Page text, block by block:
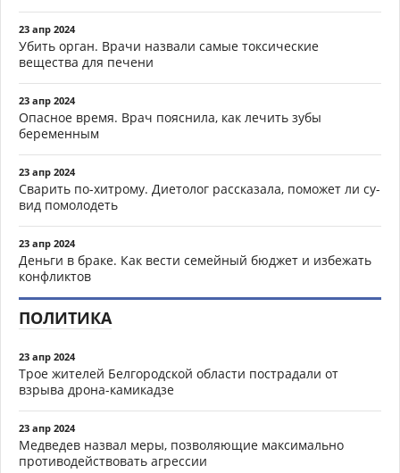
23 апр 2024
Убить орган. Врачи назвали самые токсические
вещества для печени
23 апр 2024
Опасное время. Врач пояснила, как лечить зубы
беременным
23 апр 2024
Сварить по-хитрому. Диетолог рассказала, поможет ли су-
вид помолодеть
23 апр 2024
Деньги в браке. Как вести семейный бюджет и избежать
конфликтов
ПОЛИТИКА
23 апр 2024
Трое жителей Белгородской области пострадали от
взрыва дрона-камикадзе
23 апр 2024
Медведев назвал меры, позволяющие максимально
противодействовать агрессии